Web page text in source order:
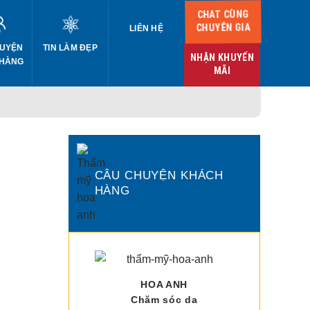
TIN LÀM ĐẸP
LIÊN HỆ
CHAT CÙNG
CHUYÊN GIA
NHẬN KHUYẾN
MÃI
CÂU CHUYỆN KHÁCH
HÀNG
HOA ANH
Chăm sóc da